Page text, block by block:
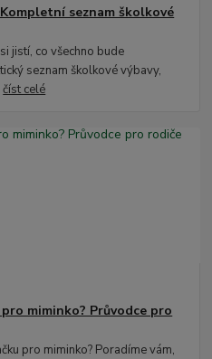
seznam školkové
jistí, co všechno bude
seznam školkové výbavy,
číst celé
miminko? Průvodce pro
pro miminko? Poradíme vám,